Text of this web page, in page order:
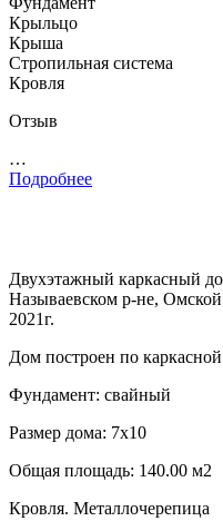
Крыльцо
Крыша
Стропильная система
Кровля
Отзыв
…
Подробнее
Двухэтажный каркасный
Называевском р-не,
2021г.
Дом построен по
Фундамент: свайный
Размер дома: 7х10
Общая площадь: 140.00 м2
Кровля. Металлочерепица